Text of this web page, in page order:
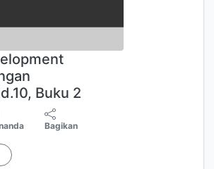
Buku 2
Bagikan